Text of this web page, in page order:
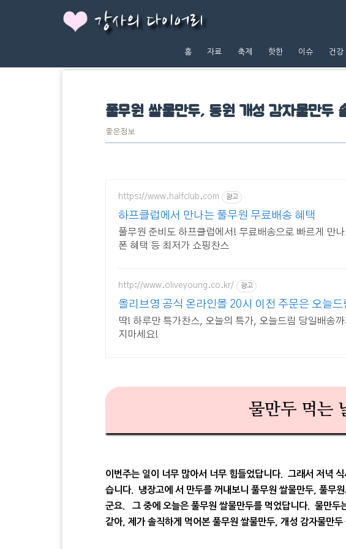
강사의 다이어리
홈 자료 축제 핫한 이슈 건강
풀무원 쌀물만두, 동원 개성 감자물만두
좋은정보
https://www.halfclub.com 광고
하프클럽에서 만나는 풀무원 무료배송 혜택
풀무원 준비도 하프클럽에서! 무료배송으로 빠르게 만
폰 혜택 등 최저가 쇼핑찬스
http://www.oliveyoung.co.kr/ 광고
올리브영 공식 온라인몰 20시 이전 주문은 오늘드
딱! 하루만 특가찬스, 오늘의 특가, 오늘드림 당일배송까
지마세요!
물만두 먹는
이번주는 일이 너무 많아서 너무 힘들었답니다. 그래서 저녁
습니다. 냉장고에 서 만두를 꺼내보니 풀무원 쌀물만두, 풀무
군요. 그 중에 오늘은 풀무원 쌀물만두를 먹었답니다. 물만두
같아, 제가 솔직하게 먹어본 풀무원 쌀물만두, 개성 감자물만두